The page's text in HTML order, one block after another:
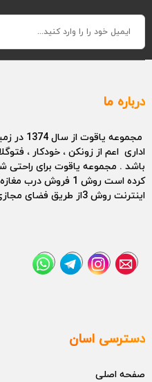
درباره ما
مجموعه
اداری اعم از زونکن ، خودکار ،
اینترنت روش 3از طریق فضای مجازی بله ، روبیکا، ایتا ، واتساپ، تلگرام
دسترسی اسان
صفحه اصلی